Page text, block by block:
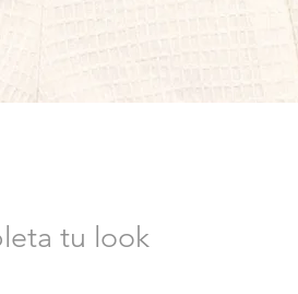
tu look